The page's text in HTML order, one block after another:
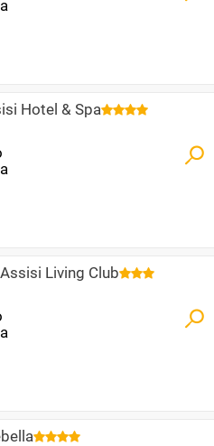
Hotel & Spa
Living Club